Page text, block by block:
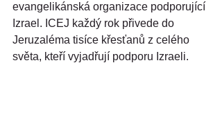
evangelikánská organizace podporující
Izrael. ICEJ každý rok přivede do
Jeruzaléma tisíce křesťanů z celého
světa, kteří vyjadřují podporu Izraeli.